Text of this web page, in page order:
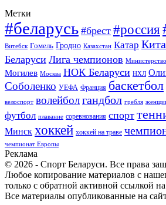
Метки
#беларусь #брест #россия
Витебск Гомель Гродно Казахстан Катар
Беларуси Лига чемпионов
Могилев Москва НОК Беларуси НХЛ
Соболенко УЕФА Франция баскетбол
велоспорт волейболгандбол гребля
футбол плавание соревнования спорт
Минск хоккей хоккей на траве
чемпионат Европы
Реклама
© 2026 - Спорт Беларуси. Все права
Любое копирование материалов с
только с обратной активной ссылкой
Все материалы опубликованные на